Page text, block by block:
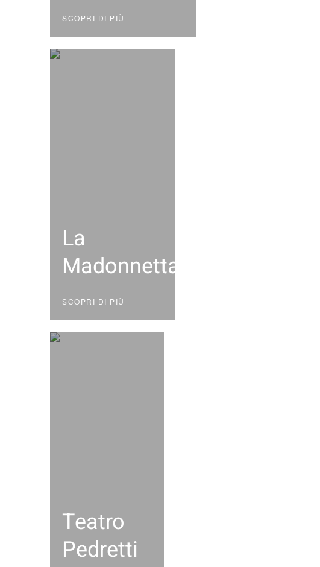
SCOPRI DI PIÙ
La
Madonnetta
SCOPRI DI PIÙ
Teatro
Pedretti